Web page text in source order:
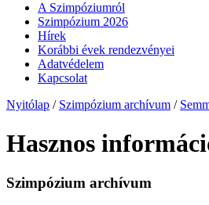
A Szimpóziumról
Szimpózium 2026
Hírek
Korábbi évek rendezvényei
Adatvédelem
Kapcsolat
Nyitólap / Szimpózium archívum /
Hasznos
Szimpózium archívum